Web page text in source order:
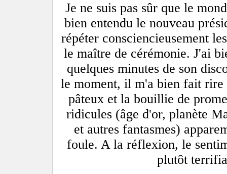
Je ne suis pas sûr que le
bien entendu le nouveau
répéter consciencieusement
le maître de cérémonie. J'ai
quelques minutes de son
le moment, il m'a bien fait
pâteux et la bouillie de
ridicules (âge d'or, planète
et autres fantasmes)
foule. A la réflexion, le
plutôt